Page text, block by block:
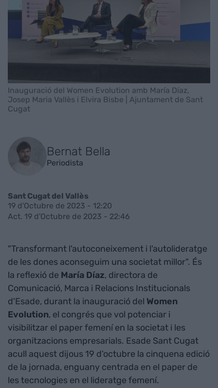
Inauguració del Women Evolution amb María Díaz,
Josep Maria Vallès i Elvira Bisbe | Ajuntament de Sant
Cugat
Bernat Bella
Periodista
Sant Cugat del Vallès
19 d'Octubre de 2023 - 12:20
Act. 19 d'Octubre de 2023 - 22:46
"Transformant l'autoconeixement i l'autolideratge
de les dones aconseguim una societat millor". És
la reflexió de María Díaz, directora de
Comunicació, Marca i Relacions Institucionals
d'Esade, durant la inauguració del Women
Evolution, el congrés que vol potenciar i
visibilitzar el paper femení en la societat i les
organitzacions empresarials. Esade Sant Cugat
acull aquest dijous 19 d'octubre la cinquena edició
de la jornada, enguany centrada en el paper de
les tecnologies en el lideratge femení.